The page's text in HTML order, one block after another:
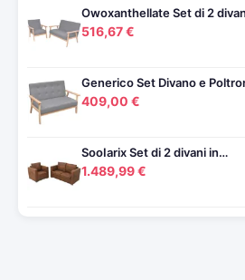
Owoxanthellate Set di 2
516,67 €
Generico Set Divano e
409,00 €
SooIarix Set di 2 divani in…
1.489,99 €